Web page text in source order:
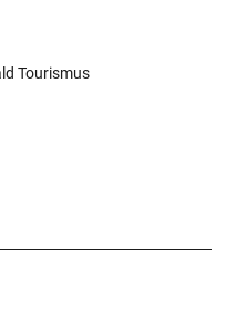
Tourismus